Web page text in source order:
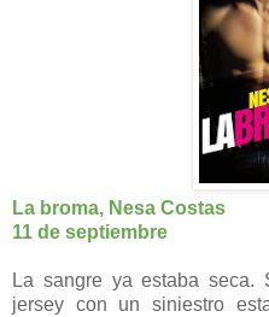
La broma, Nesa Costas
11 de septiembre
La sangre ya estaba seca.
jersey con un siniestro